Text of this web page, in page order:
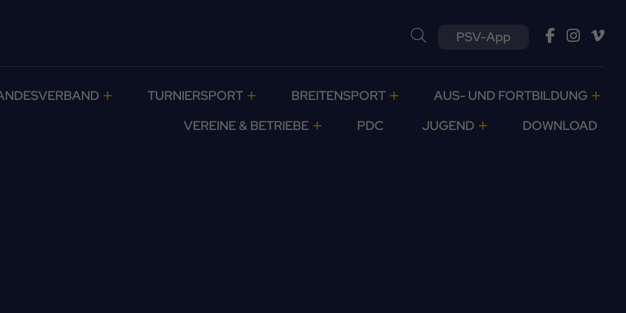
PSV-App
TURNIERSPORT BREITENSPORT
AUS- UND FORTBILDUNG
VEREINE & BETRIEBE
PDC JUGEND DOWNLOAD